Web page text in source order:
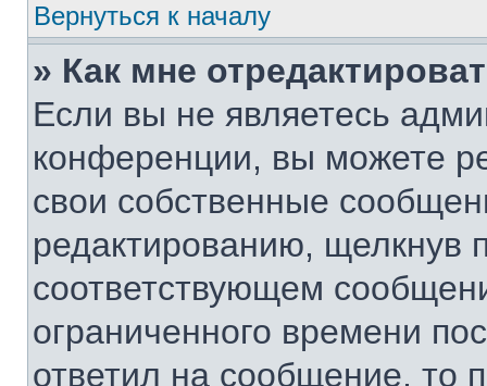
Вернуться к началу
» Как мне
Если вы не являетесь
конференции, вы можете
свои собственные
редактированию, щелкнув
соответствующем
ограниченного времени
ответил на сообщение, то